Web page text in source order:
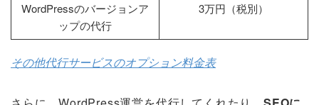
WordPressのバージョンア
ップの代行
3万円（税別）
その他代行サービスのオプション料金表